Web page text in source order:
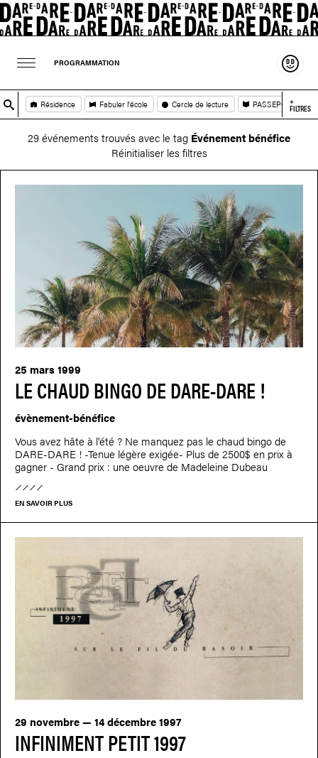
PROGRAMMATION
Résidence Fabuler l'école Cercle de lecture PASSEPORT
+
FILTRES
29 événements trouvés avec le tag Événement bénéfice
Réinitialiser les filtres
LE CHAUD BINGO DE DARE-DARE !
25 mars 1999
évènement-bénéfice
Vous avez hâte à l'été ? Ne manquez pas le chaud bingo de
DARE-DARE ! -Tenue légère exigée- Plus de 2500$ en prix à
gagner - Grand prix : une oeuvre de Madeleine Dubeau
EN SAVOIR PLUS
INFINIMENT PETIT 1997
29 novembre — 14 décembre 1997